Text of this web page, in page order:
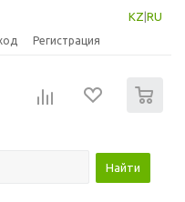
KZ RU
Регистрация
Найти